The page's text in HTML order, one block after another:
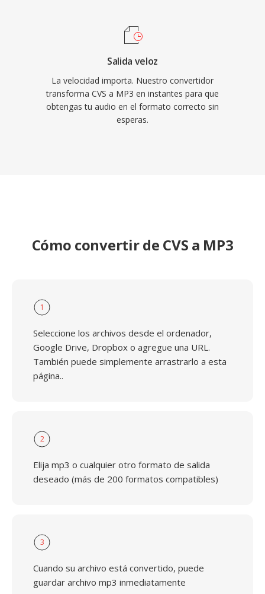
Salida veloz
La velocidad importa. Nuestro convertidor
transforma CVS a MP3 en instantes para que
obtengas tu audio en el formato correcto sin
esperas.
Cómo convertir de CVS a MP3
1
Seleccione los archivos desde el ordenador,
Google Drive, Dropbox o agregue una URL.
También puede simplemente arrastrarlo a esta
página..
2
Elija mp3 o cualquier otro formato de salida
deseado (más de 200 formatos compatibles)
3
Cuando su archivo está convertido, puede
guardar archivo mp3 inmediatamente